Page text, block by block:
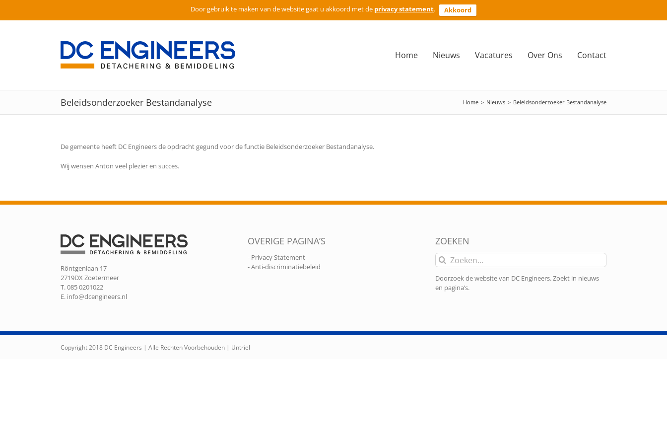
Door gebruik te maken van de website gaat u akkoord met de privacy statement.
Akkoord
Ga
Home Nieuws Vacatures Over Ons Contact
Beleidsonderzoeker Bestandanalyse Home > Nieuws > Beleidsonderzoeker Bestandanalyse
De gemeente heeft DC Engineers de opdracht gegund voor de functie Beleidsonderzoeker Bestandanalyse.
Wij wensen Anton veel plezier en succes.
Röntgenlaan 17
2719DX Zoetermeer
T. 085 0201022
E. info@dcengineers.nl
OVERIGE PAGINA’S
- Privacy Statement
- Anti-discriminatiebeleid
ZOEKEN
Zoeken
naar:
Doorzoek de website van DC Engineers. Zoekt in nieuws
en pagina’s.
Copyright 2018 DC Engineers | Alle Rechten Voorbehouden | Untriel